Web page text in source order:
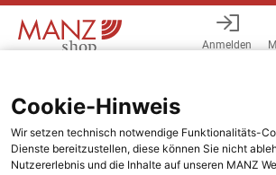
Anmelden
Cookie-Hinweis
Wir setzen technisch notwendige Funktionalitäts-
Dienste bereitzustellen, diese können Sie nicht
Nutzererlebnis und die Inhalte auf unseren MANZ